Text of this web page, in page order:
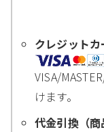
クレジット
VISA/
けます。
代金引換（商